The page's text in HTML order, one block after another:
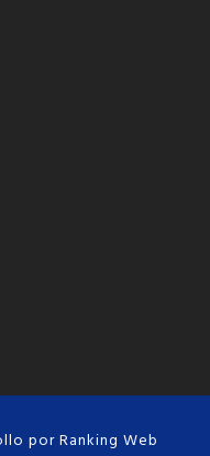
porRanking Web